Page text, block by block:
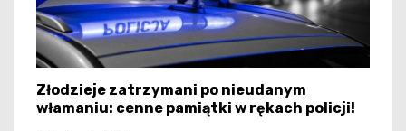
Złodzieje zatrzymani po nieudanym
włamaniu: cenne pamiątki w rękach policji!